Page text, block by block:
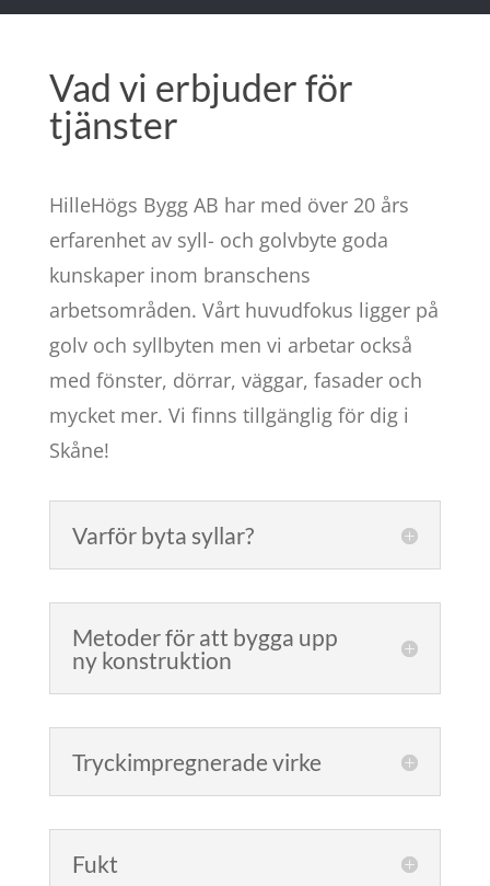
Vad vi erbjuder för
tjänster
HilleHögs Bygg AB har med över 20 års
erfarenhet av syll- och golvbyte goda
kunskaper inom branschens
arbetsområden. Vårt huvudfokus ligger på
golv och syllbyten men vi arbetar också
med fönster, dörrar, väggar, fasader och
mycket mer. Vi finns tillgänglig för dig i
Skåne!
Varför byta syllar?
Metoder för att bygga upp
ny konstruktion
Tryckimpregnerade virke
Fukt